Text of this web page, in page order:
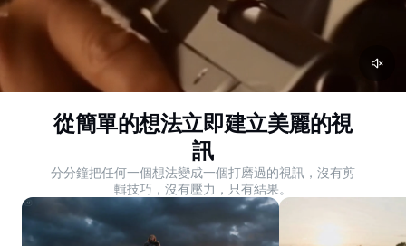
變成令人驚歎的視訊。立即建立您的第一個AI視
訊。
從簡單的想法立即建立美麗的視
訊
分分鐘把任何一個想法變成一個打磨過的視訊，沒有剪
輯技巧，沒有壓力，只有結果。